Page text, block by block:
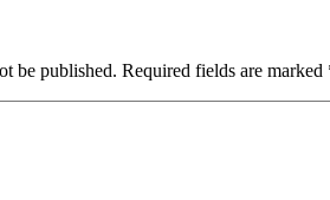
be published. Required fields are marked